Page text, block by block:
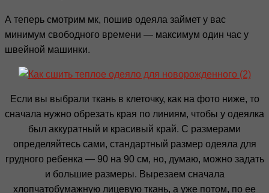
А теперь смотрим мк, пошив одеяла займет у вас
минимум свободного времени — максимум один час у
швейной машинки.
Если вы выбрали ткань в клеточку, как на фото ниже, то
сначала нужно обрезать края по линиям, чтобы у одеялка
был аккуратный и красивый край. С размерами
определяйтесь сами, стандартный размер одеяла для
грудного ребенка — 90 на 90 см, но, думаю, можно задать
и большие размеры. Вырезаем сначала
хлопчатобумажную лицевую ткань, а уже потом, по ее